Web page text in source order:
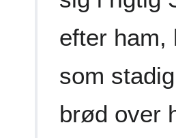
efter ham,
som
brød over